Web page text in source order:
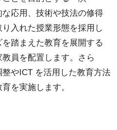
応用、技術や技法の修得
入れた授業形態を採用し
踏まえた教育を展開する
員を配置します。さら
やICT を活用した教育方法
を実施します。